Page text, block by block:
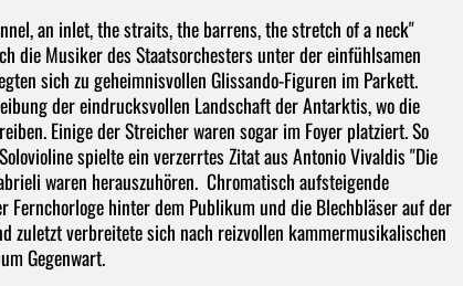
an inlet, the straits, the barrens, the stretch of a neck"
die Musiker des Staatsorchesters unter der einfühlsamen
sich zu geheimnisvollen Glissando-Figuren im Parkett.
der eindrucksvollen Landschaft der Antarktis, wo die
Einige der Streicher waren sogar im Foyer platziert. So
spielte ein verzerrtes Zitat aus Antonio Vivaldis "Die
waren herauszuhören. Chromatisch aufsteigende
hinter dem Publikum und die Blechbläser auf der
zuletzt verbreitete sich nach reizvollen kammermusikalischen
Gegenwart.